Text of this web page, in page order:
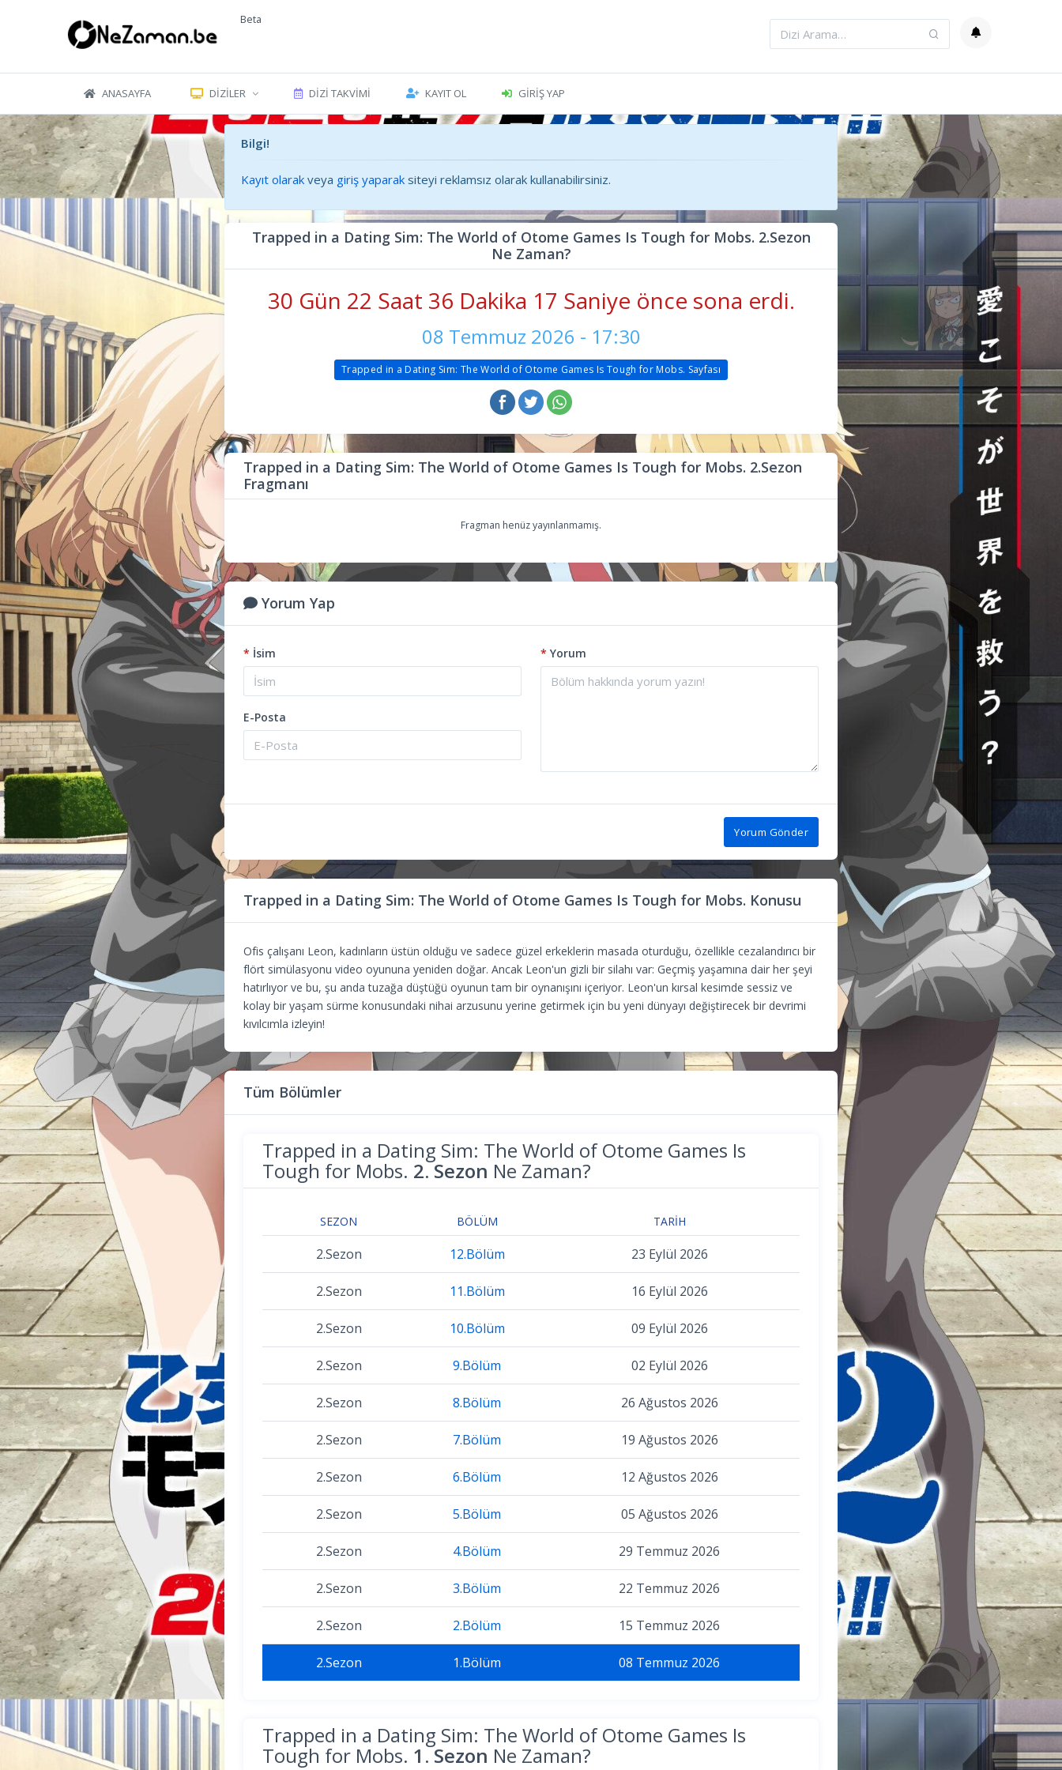
Beta
ANASAYFA DIZILER DIZI TAKVIMI KAYIT OL GIRIŞ YAP
Bilgi!
Kayıt olarak veya giriş yaparak siteyi reklamsız olarak kullanabilirsiniz.
Trapped in a Dating Sim: The World of Otome Games Is Tough for Mobs. 2.Sezon
Ne Zaman?
30 Gün 22 Saat 36 Dakika 18 Saniye önce sona erdi.
08 Temmuz 2026 - 17:30
Trapped in a Dating Sim: The World of Otome Games Is Tough for Mobs. Sayfası
Trapped in a Dating Sim: The World of Otome Games Is Tough for Mobs. 2.Sezon
Fragmanı
Fragman henüz yayınlanmamış.
Yorum Yap
* İsim
E-Posta
* Yorum
Yorum Gönder
Trapped in a Dating Sim: The World of Otome Games Is Tough for Mobs. Konusu
Ofis çalışanı Leon, kadınların üstün olduğu ve sadece güzel erkeklerin masada oturduğu, özellikle cezalandırıcı bir
flört simülasyonu video oyununa yeniden doğar. Ancak Leon'un gizli bir silahı var: Geçmiş yaşamına dair her şeyi
hatırlıyor ve bu, şu anda tuzağa düştüğü oyunun tam bir oynanışını içeriyor. Leon'un kırsal kesimde sessiz ve
kolay bir yaşam sürme konusundaki nihai arzusunu yerine getirmek için bu yeni dünyayı değiştirecek bir devrimi
kıvılcımla izleyin!
Tüm Bölümler
Trapped in a Dating Sim: The World of Otome Games Is
Tough for Mobs. 2. Sezon Ne Zaman?
SEZON BÖLÜM TARIH
2.Sezon 12.Bölüm 23 Eylül 2026
2.Sezon 11.Bölüm 16 Eylül 2026
2.Sezon 10.Bölüm 09 Eylül 2026
2.Sezon 9.Bölüm 02 Eylül 2026
2.Sezon 8.Bölüm 26 Ağustos 2026
2.Sezon 7.Bölüm 19 Ağustos 2026
2.Sezon 6.Bölüm 12 Ağustos 2026
2.Sezon 5.Bölüm 05 Ağustos 2026
2.Sezon 4.Bölüm 29 Temmuz 2026
2.Sezon 3.Bölüm 22 Temmuz 2026
2.Sezon 2.Bölüm 15 Temmuz 2026
2.Sezon 1.Bölüm 08 Temmuz 2026
Trapped in a Dating Sim: The World of Otome Games Is
Tough for Mobs. 1. Sezon Ne Zaman?